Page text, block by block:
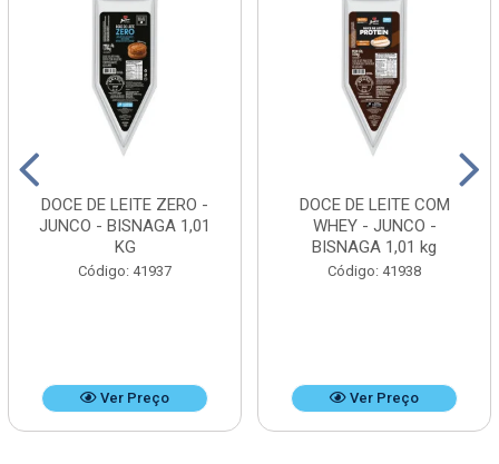
DOCE DE LEITE ZERO -
JUNCO - BISNAGA 1,01
KG
Código: 41937
Ver Preço
DOCE DE LEITE COM
WHEY - JUNCO -
BISNAGA 1,01 kg
Código: 41938
Ver Preço